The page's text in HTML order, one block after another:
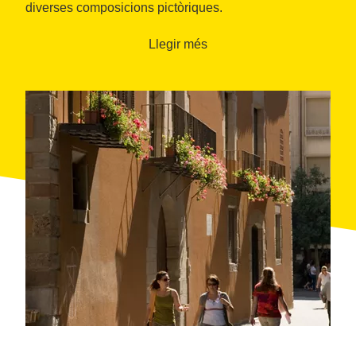
diverses composicions pictòriques.
(Saló, Sala de Consell i Sala Sagrada Família) per tal
Llegir més